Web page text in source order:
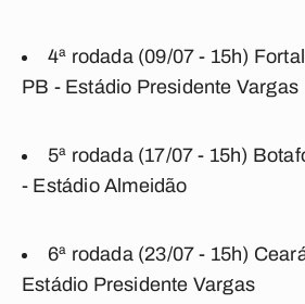
4ª rodada (09/07 - 15h)
PB - Estádio Presidente Vargas
5ª rodada (17/07 - 15h)
- Estádio Almeidão
6ª rodada (23/07 - 15h)
Estádio Presidente Vargas